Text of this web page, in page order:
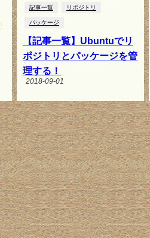
記事一覧 リポジトリ
パッケージ
【記事一覧】Ubuntuでリ
ポジトリとパッケージを管
理する！
2018-09-01